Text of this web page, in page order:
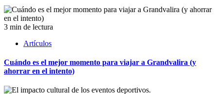
3 min de lectura
Artículos
Cuándo es el mejor momento para viajar a Grandvalira (y
ahorrar en el intento)